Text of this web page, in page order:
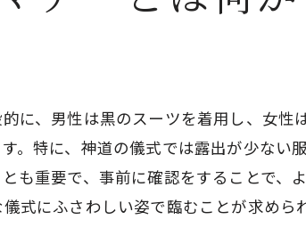
社会の結びつき
ニティの支え合い
の実践
深める葬儀
に、男性は黒のスーツを着用し、女性
。特に、神道の儀式では露出が少ない
重要で、事前に確認をすることで、
式にふさわしい姿で臨むことが求められ